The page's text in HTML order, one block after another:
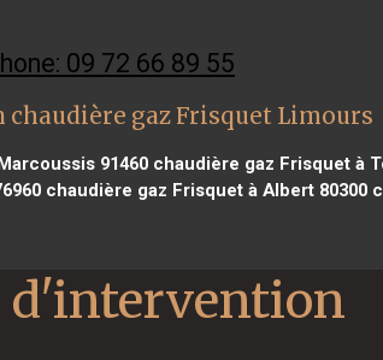
09 72 66 89 55
gaz Frisquet Limours
91460 chaudière gaz Frisquet à
chaudière gaz Frisquet à Albert 80300